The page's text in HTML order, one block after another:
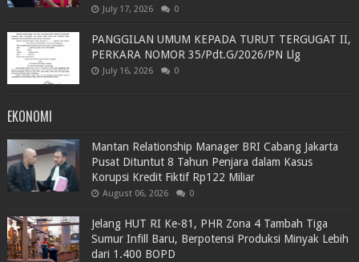
July 17, 2026 0
PANGGILAN UMUM KEPADA TURUT TERGUGAT II,
PERKARA NOMOR 35/Pdt.G/2026/PN Llg
July 16, 2026 0
EKONOMI
Mantan Relationship Manager BRI Cabang Jakarta
Pusat Dituntut 8 Tahun Penjara dalam Kasus
Korupsi Kredit Fiktif Rp122 Miliar
August 06, 2026 0
Jelang HUT RI Ke-81, PHR Zona 4 Tambah Tiga
Sumur Infill Baru, Berpotensi Produksi Minyak Lebih
dari 1.400 BOPD